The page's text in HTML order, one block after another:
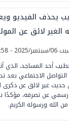
يحذف الفيديو
الغير لائق عن
2025 - 04:58 م
أحد المساجد، الذي
الاجتماعي بعد
غير لائق عن ذكرى
رسمي عن تصرفه،
الله ورسوله الكريم.